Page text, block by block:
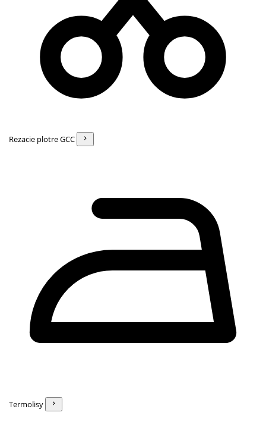
Rezacie plotre GCC
Termolisy